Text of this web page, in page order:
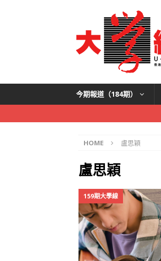
今期報道（184期）
HOME 盧思穎
盧思穎
159期大學線